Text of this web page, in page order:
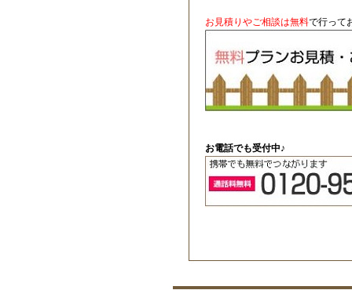
お見積りやご相談は無料で行って
お電話でも受付中♪